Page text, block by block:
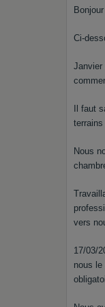
Ci-
Janvier
Il faut
Nous
vers
17/03/
nous le